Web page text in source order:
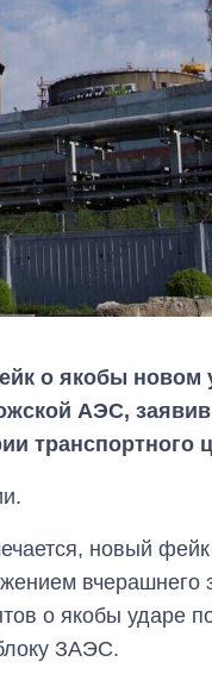
о якобы новом
АЭС,
транспортного
новый
вчерашнего
о якобы ударе
ЗАЭС.